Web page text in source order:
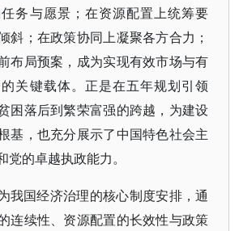
务与愿景；在资源配置上统筹要
斜；在政策协同上凝聚各方合力；
布局预案，成为实现有效市场与有
关键载体。正是在五年规划引领
困落后到繁荣富强的跨越，为建设
基，也充分展示了中国特色社会主
党的卓越执政能力。
我国经济治理的核心制度安排，通
连续性、资源配置的长效性与政策